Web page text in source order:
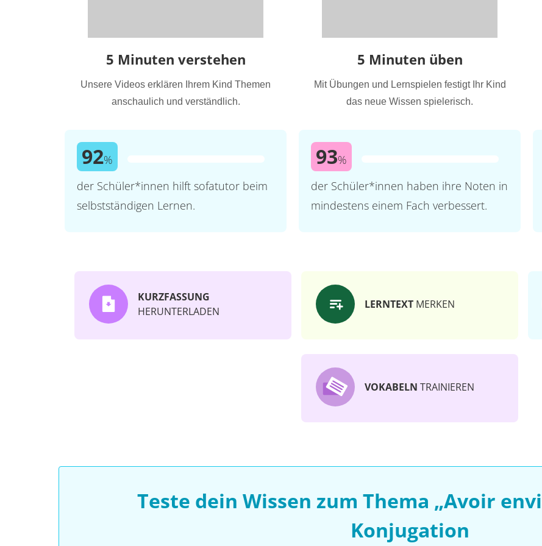
5 Minuten verstehen
Unsere Videos erklären Ihrem Kind Themen
anschaulich und verständlich.
92%
der Schüler*innen hilft sofatutor beim
selbstständigen Lernen.
5 Minuten üben
Mit Übungen und Lernspielen festigt Ihr Kind
das neue Wissen spielerisch.
93%
der Schüler*innen haben ihre Noten in
mindestens einem Fach verbessert.
KURZFASSUNG
HERUNTERLADEN
LERNTEXT MERKEN
VOKABELN TRAINIEREN
Teste dein Wissen zum Thema „Avoir
Konjugation